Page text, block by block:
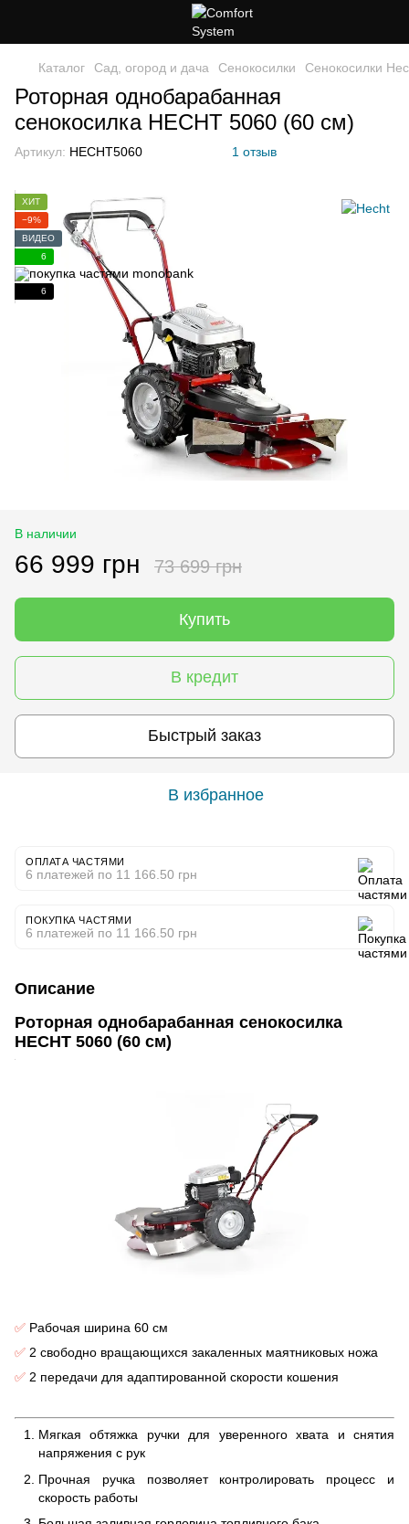
Каталог Сад, огород и дача Сенокосилки Сенокосилки
Роторная однобарабанная
сенокосилка HECHT 5060 (60 см)
Артикул: HECHT5060 1 отзыв
ХИТ
−9%
ВИДЕО
6
6
В наличии
66 999 грн 73 699 грн
Купить
В кредит
Быстрый заказ
В избранное
ОПЛАТА ЧАСТЯМИ
6 платежей по 11 166.50 грн
ПОКУПКА ЧАСТЯМИ
6 платежей по 11 166.50 грн
Описание
Роторная однобарабанная сенокосилка
HECHT 5060 (60 см)
✅ Рабочая ширина 60 см
✅ 2 свободно вращающихся закаленных маятниковых ножа
✅ 2 передачи для адаптированной скорости кошения
Мягкая обтяжка ручки для уверенного хвата и снятия
напряжения с рук
Прочная ручка позволяет контролировать процесс и
скорость работы